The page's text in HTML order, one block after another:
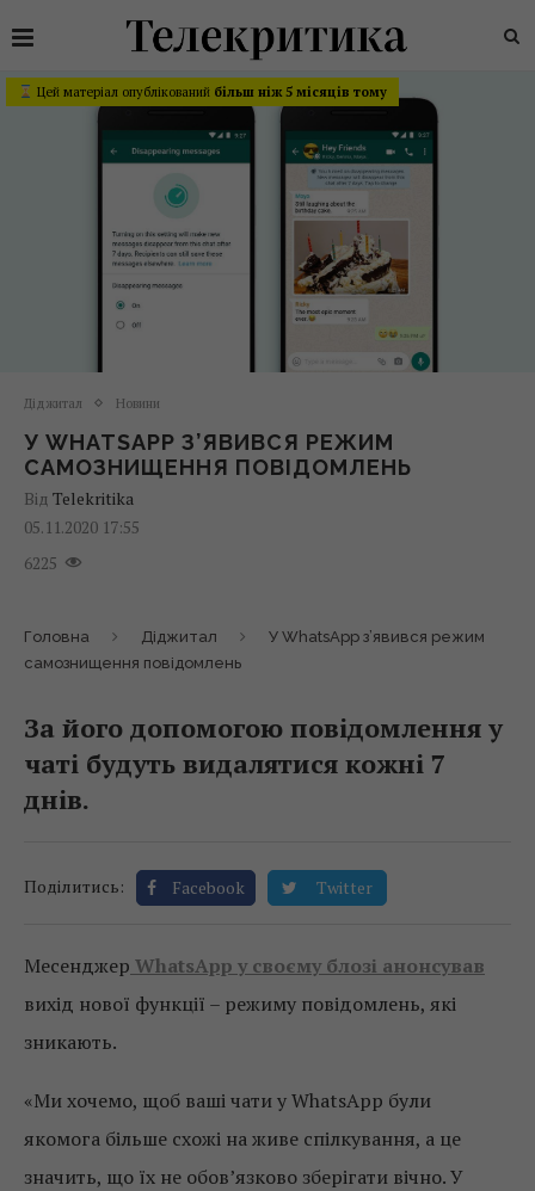
Цей матеріал опублікований більш ніж 5 місяців тому
Діджитал Новини
У WHATSAPP З’ЯВИВСЯ РЕЖИМ
САМОЗНИЩЕННЯ ПОВІДОМЛЕНЬ
Від Telekritika
05.11.2020 17:55
6225
Головна Діджитал
У WhatsApp з’явився режим
самознищення повідомлень
За його допомогою повідомлення у
чаті будуть видалятися кожні 7
днів.
Поділитись: Facebook Twitter
Месенджер WhatsApp у своєму блозі анонсував
вихід нової функції – режиму повідомлень, які
зникають.
«Ми хочемо, щоб ваші чати у WhatsApp були
якомога більше схожі на живе спілкування, а це
значить, що їх не обов’язково зберігати вічно. У